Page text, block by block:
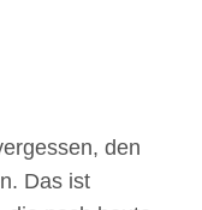
den
Das ist